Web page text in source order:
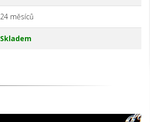
24 měsíců
Skladem